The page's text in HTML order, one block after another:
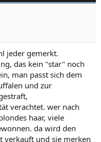
jeder gemerkt.
das kein "star" noch
man passt sich dem
und zur
verachtet. wer nach
haar, viele
da wird den
verkauft und sie merken